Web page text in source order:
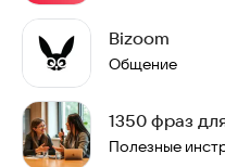
Bizoom
Общение
1350 фраз
Полезные